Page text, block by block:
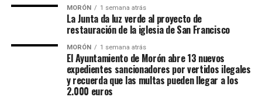
MORÓN 1 semana atrás
La Junta da luz verde al proyecto de
restauración de la iglesia de San Francisco
MORÓN 1 semana atrás
El Ayuntamiento de Morón abre 13 nuevos
expedientes sancionadores por vertidos ilegales
y recuerda que las multas pueden llegar a los
2.000 euros